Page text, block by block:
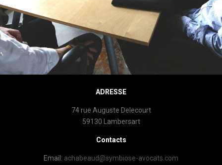
ADRESSE
74 rue Auguste Delecourt
59130 Lambersart
Contacts
Email: achabeaud@symbiose-avocats.com